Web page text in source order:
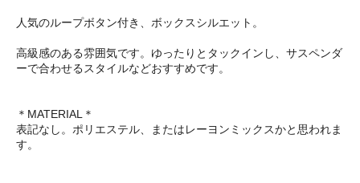
人気のループボタン付き、ボックスシルエット。
高級感のある雰囲気です。ゆったりとタックインし、サスペンダ
ーで合わせるスタイルなどおすすめです。
＊MATERIAL＊
表記なし。ポリエステル、またはレーヨンミックスかと思われま
す。